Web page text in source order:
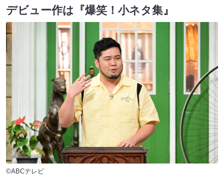
デビュー作は『爆笑！小ネタ集』
©ABCテレビ